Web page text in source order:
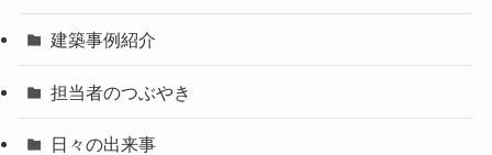
建築事例紹介
担当者のつぶやき
日々の出来事